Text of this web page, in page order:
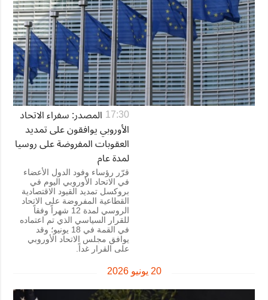
17:30 المصدر: سفراء الاتحاد
الأوروبي يوافقون على تمديد
العقوبات المفروضة على روسيا
لمدة عام
قرّر رؤساء وفود الدول الأعضاء
في الاتحاد الأوروبي اليوم في
بروكسل تمديد القيود الاقتصادية
القطاعية المفروضة على الاتحاد
الروسي لمدة 12 شهراً وفقاً
للقرار السياسي الذي تم اعتماده
في القمة في 18 يونيو؛ وقد
يوافق مجلس الاتحاد الأوروبي
على القرار غداً.
20 يونيو 2026